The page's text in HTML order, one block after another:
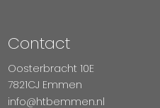
Contact
Oosterbracht 10E
7821CJ Emmen
info@htbemmen.nl